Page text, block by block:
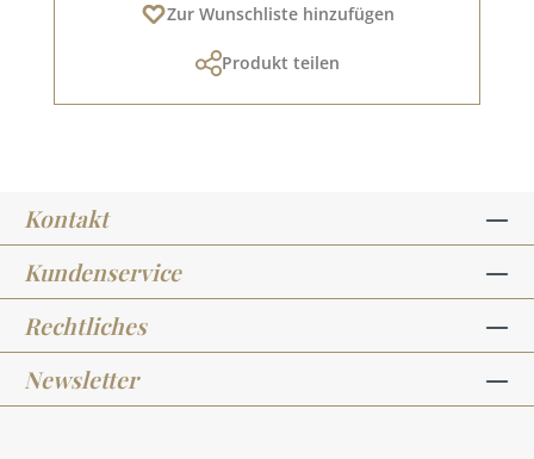
Zur Wunschliste hinzufügen
Produkt teilen
Kontakt
Kundenservice
Rechtliches
Newsletter